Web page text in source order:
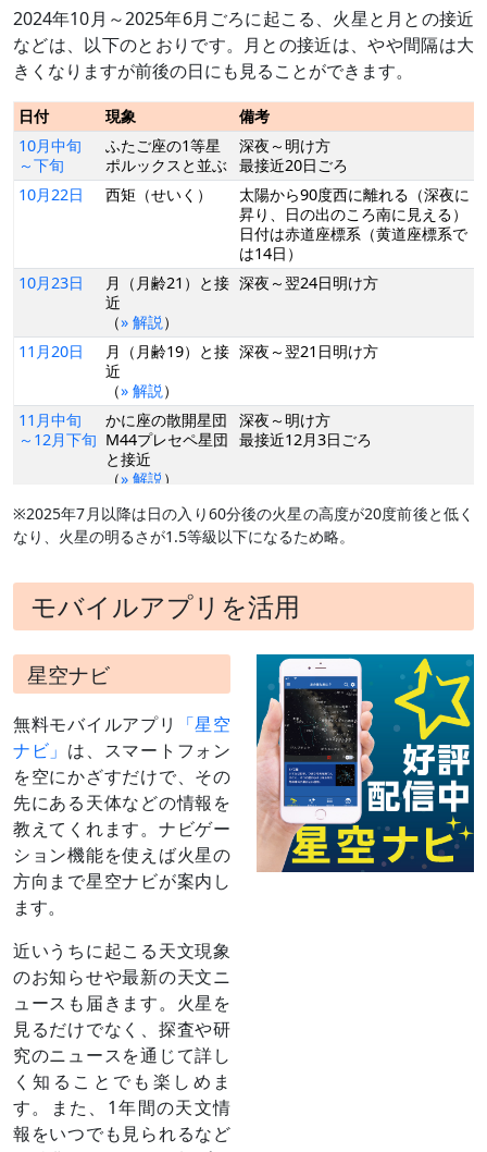
2024年10月～2025年6月ごろに起こる、火星と月との接近
などは、以下のとおりです。月との接近は、やや間隔は大
きくなりますが前後の日にも見ることができます。
日付 現象
備考
10月中旬
～下旬
ふたご座の1等星
ポルックスと並ぶ
深夜～明け方
最接近20日ごろ
10月22日
西矩（せいく）
太陽から90度西に離れる（深夜に
昇り、日の出のころ南に見える）
日付は赤道座標系（黄道座標系で
は14日）
10月23日
月（月齢21）と接
近
（» 解説）
深夜～翌24日明け方
11月20日
月（月齢19）と接
近
（» 解説）
深夜～翌21日明け方
11月中旬
～12月下旬
かに座の散開星団
M44プレセペ星団
と接近
（» 解説 ）
深夜～明け方
最接近12月3日ごろ
12月 8日 留（りゅう）
この日を境に、天球上を東→西に
動く（逆行する）ようになる
（» 解説）
1月12日
地球と最接近
22時37分／9608万km
1月14日
月（月齢14）と接
近
未明～明け方／北アメリカ、西ア
フリカなどで火星食（日本時間13
時ごろ）
1月14日
月（月齢14/15）
と接近
夕方～翌15日未明
1月17日
衝（しょう）
（» 解説）
太陽の反対に来る（日の入りのこ
ろ昇り、深夜に南に見え、日の出
のころ沈む）
日付は赤道座標系（黄道座標系で
は16日）
1月中旬
～2月上旬
（ » 解説）
2月 9日
月（月齢11）と大
接近
（ » 解説）
2月24日
留（りゅう）
3月 8日
月（月齢9）と並
ぶ
3月 9日
月（月齢9/10）と
※2025年7月以降は日の入り60分後の火星の高度が20度前後と低く
なり、火星の明るさが1.5等級以下になるため略。
モバイルアプリを活用
星空ナビ
無料モバイルアプリ
「星空
ナビ」 は、スマートフォン
を空にかざすだけで、その
先にある天体などの情報を
教えてくれます。ナビゲー
ション機能を使えば火星の
方向まで星空ナビが案内し
ます。
近いうちに起こる天文現象
のお知らせや最新の天文ニ
ュースも届きます。火星を
見るだけでなく、探査や研
究のニュースを通じて詳し
く知ることでも楽しめま
す。また、1年間の天文情
報をいつでも見られるなど